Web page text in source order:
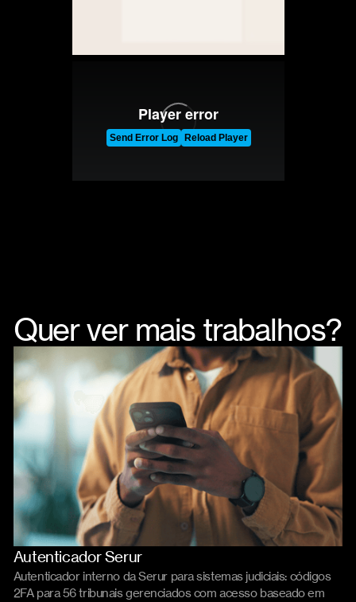
Quer ver mais trabalhos?
Autenticador Serur
Autenticador interno da Serur para sistemas judiciais: códigos
2FA para 56 tribunais gerenciados com acesso baseado em